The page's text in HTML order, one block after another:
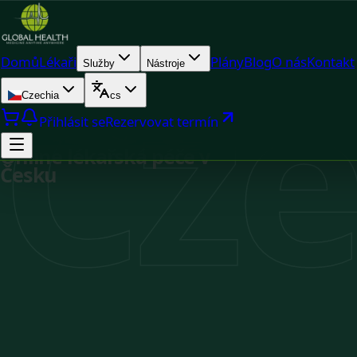
DomůLékaři Služby Nástroje PlányBlogO násKontakt
Czechia cs
Přihlásit seRezervovat termín
Online lékařská péče v
Česku